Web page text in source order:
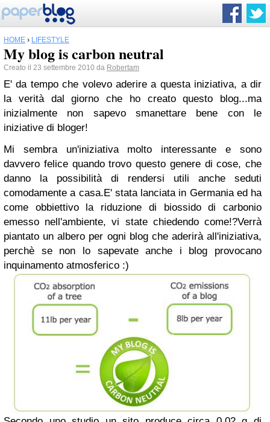
HOME › LIFESTYLE
My blog is carbon neutral
Creato il 23 settembre 2010 da Robertam
E' da tempo che volevo aderire a questa iniziativa, a dir
la verità dal giorno che ho creato questo blog...ma
inizialmente non sapevo smanettare bene con le
iniziative di bloger!
Mi sembra un'iniziativa molto interessante e sono
davvero felice quando trovo questo genere di cose, che
danno la possibilità di rendersi utili anche seduti
comodamente a casa.E' stata lanciata in Germania ed ha
come obbiettivo la riduzione di biossido di carbonio
emesso nell'ambiente, vi state chiedendo come!?Verrà
piantato un albero per ogni blog che aderirà all'iniziativa,
perchè se non lo sapevate anche i blog provocano
inquinamento atmosferico :)